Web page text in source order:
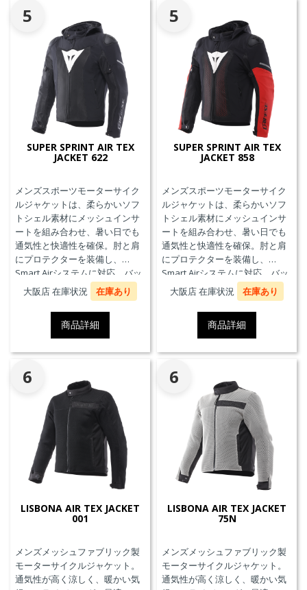
5
SUPER SPRINT AIR TEX
JACKET 622
メンズスポーツモーターサイク
ルジャケットは、柔らかいソフ
トシェル素材にメッシュインサ
ートを組み合わせ、暑い日でも
通気性と快適性を確保。肘と肩
にプロテクターを装備し、
Smart Airシステムに対応。バッ
クプロテクターおよびチェスト
プロテクターにも対応していま
大阪店 在庫状況 在庫あり
商品詳細
5
SUPER SPRINT AIR TEX
JACKET 858
メンズスポーツモーターサイク
ルジャケットは、柔らかいソフ
トシェル素材にメッシュインサ
ートを組み合わせ、暑い日でも
通気性と快適性を確保。肘と肩
にプロテクターを装備し、
Smart Airシステムに対応。バッ
クプロテクターおよびチェスト
プロテクターにも対応していま
大阪店 在庫状況 在庫あり
商品詳細
6
LISBONA AIR TEX JACKET
001
メンズメッシュファブリック製
モーターサイクルジャケット。
通気性が高く涼しく、暖かい気
6
LISBONA AIR TEX JACKET
75N
メンズメッシュファブリック製
モーターサイクルジャケット。
通気性が高く涼しく、暖かい気